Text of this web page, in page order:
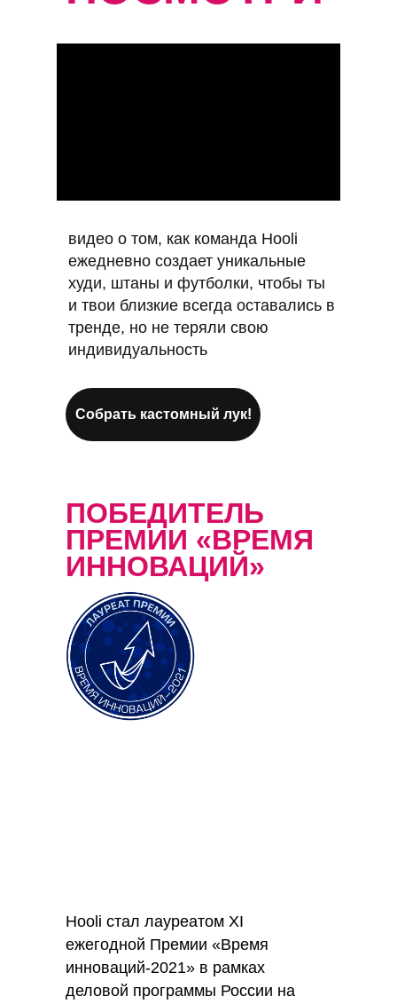
видео о том, как команда Hooli
ежедневно создает уникальные
худи, штаны и футболки, чтобы ты
и твои близкие всегда оставались в
тренде, но не теряли свою
индивидуальность
Собрать кастомный лук!
ПОБЕДИТЕЛЬ
ПРЕМИИ «ВРЕМЯ
ИННОВАЦИЙ»
Hooli стал лауреатом XI
ежегодной Премии «Время
инноваций-2021» в рамках
деловой программы России на